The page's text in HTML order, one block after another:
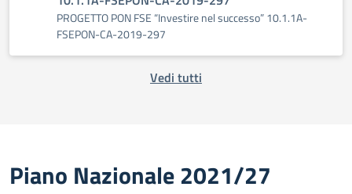
PROGETTO PON FSE “Investire nel successo” 10.1.1A-
FSEPON-CA-2019-297
Vedi tutti
Piano Nazionale 2021/27